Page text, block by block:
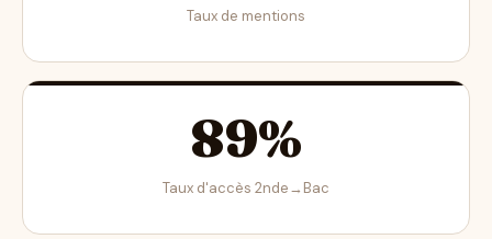
Taux de mentions
89%
Taux d'accès 2nde→Bac